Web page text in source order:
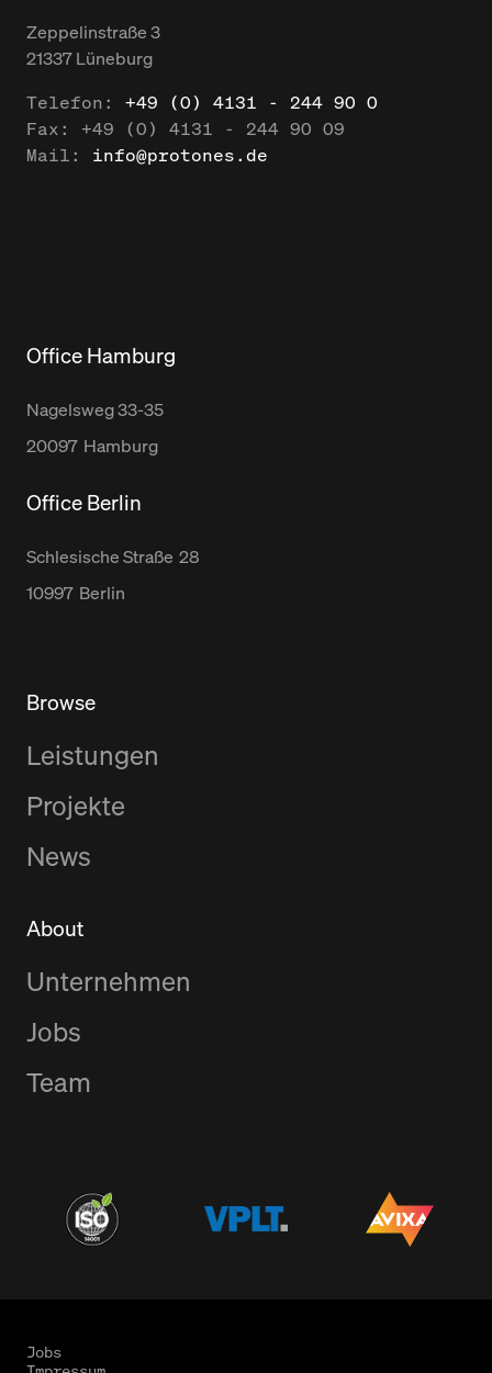
Zeppelinstraße3
21337Lüneburg
Telefon:
+49 (0) 4131 - 244 90 0
Fax:
+49 (0) 4131 - 244 90 09
Mail:
info@protones.de
Office Hamburg
Nagelsweg33-35
20097 Hamburg
Office Berlin
Schlesische Straße 28
10997 Berlin
Browse
Leistungen
Projekte
News
About
Unternehmen
Jobs
Team
Jobs